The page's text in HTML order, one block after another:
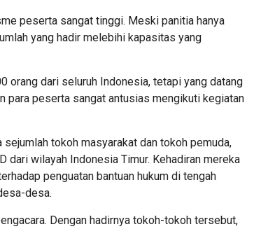
peserta sangat tinggi. Meski panitia hanya
yang hadir melebihi kapasitas yang
orang dari seluruh Indonesia, tetapi yang datang
para peserta sangat antusias mengikuti kegiatan
tokoh masyarakat dan tokoh pemuda,
dari wilayah Indonesia Timur. Kehadiran mereka
penguatan bantuan hukum di tengah
desa.
Dengan hadirnya tokoh-tokoh tersebut,